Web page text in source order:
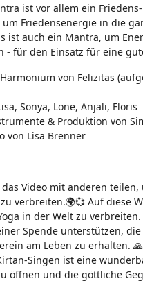
ist vor allem ein
Friedensenergie in die
ist auch ein Mantra, um
- für den Einsatz für eine
von Felizitas
Sonya, Lone, Anjali, Floris
& Produktion von
von Lisa Brenner
Video mit anderen teilen,
verbreiten.🌍💞 Auf diese
in der Welt zu
Spende unterstützen,
am Leben zu erhalten. 🙏
Singen ist eine
öffnen und die göttliche